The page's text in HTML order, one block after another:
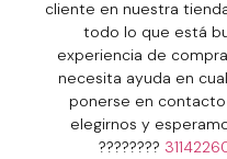
cliente en nuestra
todo lo que está
experiencia de
necesita ayuda en
ponerse en contacto
elegirnos y
????????